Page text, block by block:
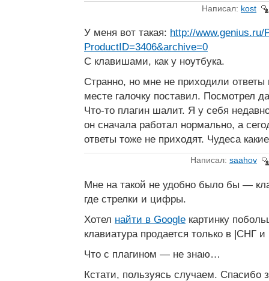
Написал: kost
У меня вот такая: http://www.genius.ru/
ProductID=3406&archive=0
С клавишами, как у ноутбука.
Странно, но мне не приходили ответы
месте галочку поставил. Посмотрел
Что-то плагин шалит. Я у себя
он сначала работал нормально, а
ответы тоже не приходят. Чудеса
Написал: saahov
Мне на такой не удобно было бы —
где стрелки и цифры.
Хотел найти в Google картинку
клавиатура продается только в |СНГ
Что с плагином — не знаю…
Кстати, пользуясь случаем. Спасибо